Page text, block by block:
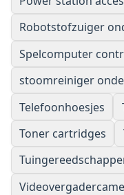
Robotstofzuiger
Spelcomputer
stoomreiniger
Telefoonhoesjes
Toner cartridges